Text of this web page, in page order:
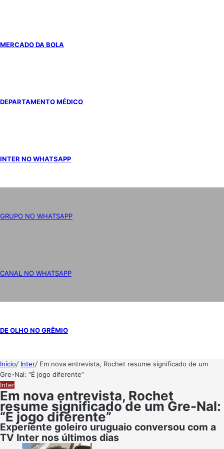
MERCADO DA BOLA
DEPARTAMENTO MÉDICO
INTER NO WHATSAPP
GRUPO NO WHATSAPP
CANAL NO WHATSAPP
DE OLHO NO GRÊMIO
Início/ Inter/ Em nova entrevista, Rochet resume significado de um
Gre-Nal: “É jogo diferente”
Inter
Em nova entrevista, Rochet
resume significado de um Gre-Nal:
“É jogo diferente”
Experiente goleiro uruguaio conversou com a
TV Inter nos últimos dias